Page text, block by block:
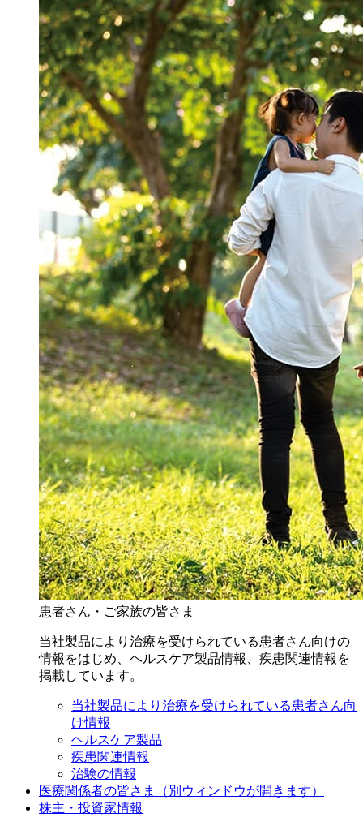
患者さん・ご家族の皆さま
当社製品により治療を受けられている患者さん向けの
情報をはじめ、ヘルスケア製品情報、疾患関連情報を
掲載しています。
当社製品により治療を受けられている患者さん向
け情報
ヘルスケア製品
疾患関連情報
治験の情報
医療関係者の皆さま
（別ウィンドウが開きます）
株主・投資家情報